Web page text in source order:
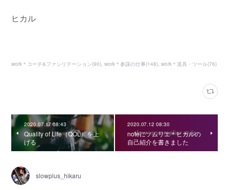
ヒカル
work＊コーチ&ファシリテーション(90) work＊参謀の仕事(148) work＊道具・ツール(76)
2020.07.17 08:43
Quality of Life（QOL）を上
げる
2020.07.12 08:30
noteにソムリエ＊ヒカルの
自己紹介を書きました
slowplus_hikaru